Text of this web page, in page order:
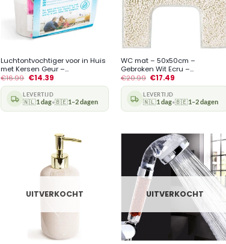
Luchtontvochtiger voor in Huis
met Kersen Geur –...
€16.99 €14.39
LEVERTIJD
🇳🇱1 dag•🇧🇪1–2 dagen
+
WC mat – 50x50cm –
Gebroken Wit Ecru –...
€20.99 €17.49
LEVERTIJD
🇳🇱1 dag•🇧🇪1–2 dagen
UITVERKOCHT
+
UITVERKOCHT